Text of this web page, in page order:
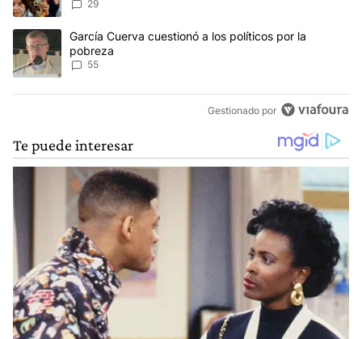
reclamos al Gobierno
29
Un artículo de tendencia con el título "García Cuerva cuestionó
García Cuerva cuestionó a los políticos por la
pobreza
55
Gestionado por